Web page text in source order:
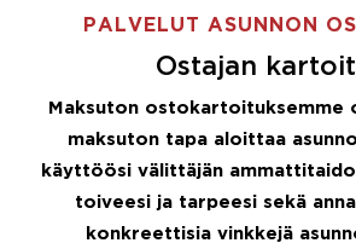
PALVELUT ASUNNON
Ostajan
Maksuton ostokartoituksemme
maksuton tapa aloittaa
käyttöösi välittäjän
toiveesi ja tarpeesi sekä
konkreettisia vinkkejä